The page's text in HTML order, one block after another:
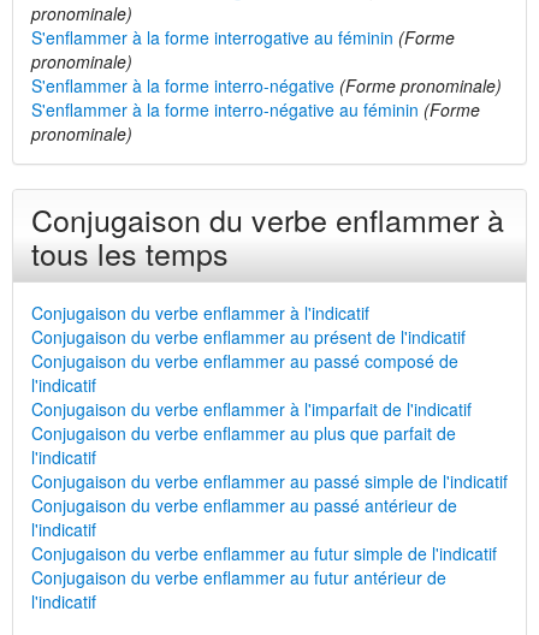
pronominale)
S'enflammer à la forme interrogative au féminin (Forme
pronominale)
S'enflammer à la forme interro-négative (Forme pronominale)
S'enflammer à la forme interro-négative au féminin (Forme
pronominale)
Conjugaison du verbe enflammer à
tous les temps
Conjugaison du verbe enflammer à l'indicatif
Conjugaison du verbe enflammer au présent de l'indicatif
Conjugaison du verbe enflammer au passé composé de
l'indicatif
Conjugaison du verbe enflammer à l'imparfait de l'indicatif
Conjugaison du verbe enflammer au plus que parfait de
l'indicatif
Conjugaison du verbe enflammer au passé simple de l'indicatif
Conjugaison du verbe enflammer au passé antérieur de
l'indicatif
Conjugaison du verbe enflammer au futur simple de l'indicatif
Conjugaison du verbe enflammer au futur antérieur de
l'indicatif